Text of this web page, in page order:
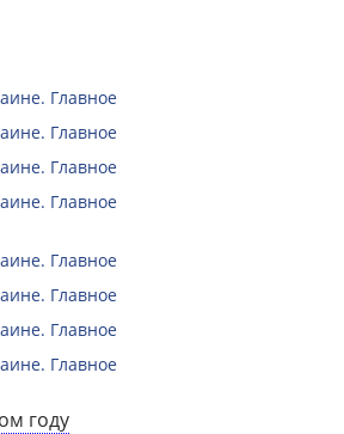
Главное
Главное
Главное
Главное
Главное
Главное
Главное
Главное
году